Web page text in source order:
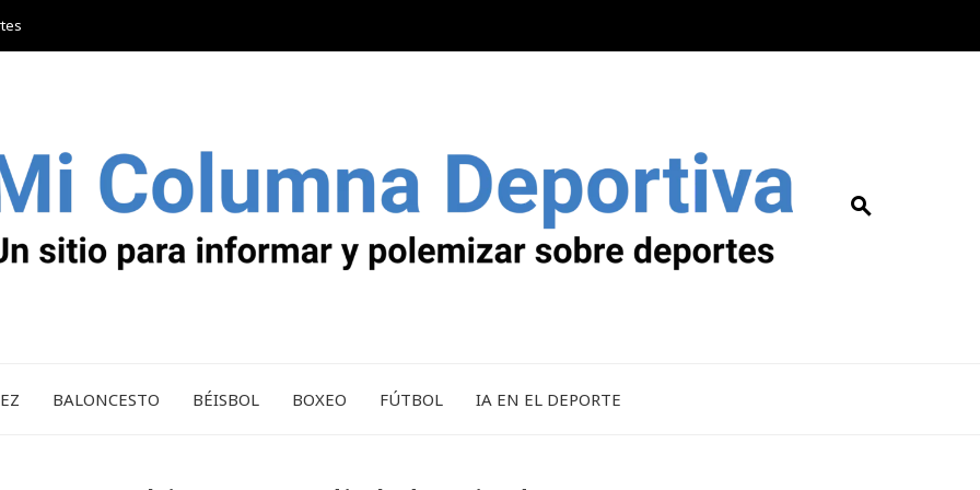
BALONCESTO BÉISBOL BOXEO FÚTBOL IA EN EL DEPORTE